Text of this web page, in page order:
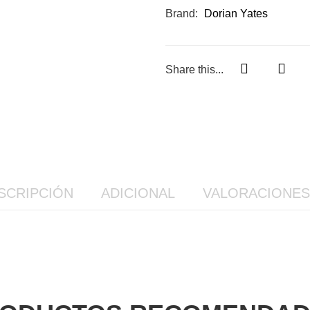
Brand: Dorian Yates
Share this...
ADICIONAL